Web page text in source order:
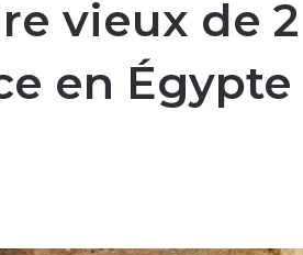
vieux de
en Égypte